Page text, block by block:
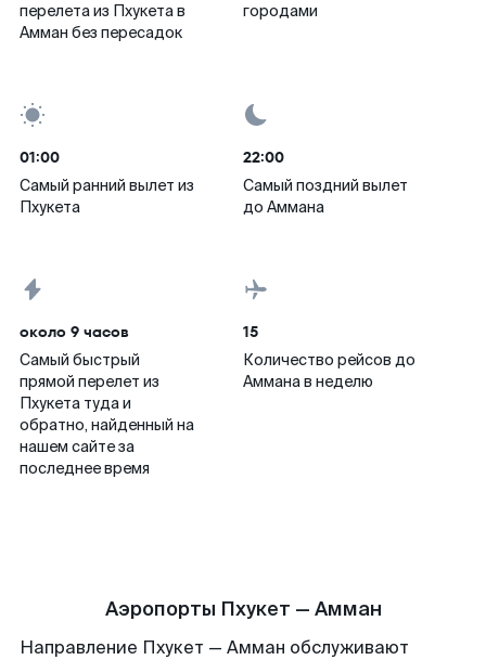
перелета из Пхукета в
Амман без пересадок
городами
01:00
Самый ранний вылет из
Пхукета
22:00
Самый поздний вылет
до Аммана
около 9 часов
Самый быстрый
прямой перелет из
Пхукета туда и
обратно, найденный на
нашем сайте за
последнее время
15
Количество рейсов до
Аммана в неделю
Аэропорты Пхукет — Амман
Направление Пхукет — Амман обслуживают